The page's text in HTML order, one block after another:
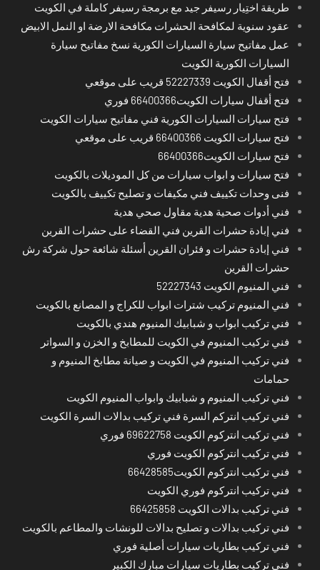
طريقة اختِيار رسيفر جيد مع برمجة رسيفر كاملة في الكويت
عقود سنوية لمكافحة الحشرات مكافحة الارضة او النمل الابيض
عمل مفاتيح سيارة السيارات الكورية نسخ مفاتيح سيارة
السيارات الكورية الكويت
فتح أقفال الكويت 52227339 قريب على موقعي
فتح أقفال سيارات الكويت66400366 فوري
فتح سيارات السيارات الكورية فني مفاتيح سيارات الكويت
فتح سيارات الكويت 66400366 قريب على موقعي
فتح سيارات الكويت66400366
فتح سيارات و ابواب سيارات من كل الموديلات بالكويت
فنى وحدات تكييف فني مكيفات و تصليح تكييف بالكويت
فني أدوات صحية هدية مقاول صحي هدية
فني إبادة حشرات القرين فني القضاء على حشرات القرين
فني إبادة حشرات و فئران القرين أسئلة شائعة حول شركة رش
حشرات القرين
فني المنيوم الكويت 52227343
فني المنيوم تركيب شترات ابواب للكراج و المصانع بالكويت
فني تركيب ابواب و شبابيك المنيوم هندي بالكويت
فني تركيب المنيوم في الكويت للمطابخ و الخزن و السواتر
فني تركيب المنيوم في الكويت و صيانة مطابخ المنيوم و
حمامات
فني تركيب المنيوم و شبابيك وابواب المنيوم الكويت
فني تركيب انتركم السرة فني تركيب بدالات السرة الكويت
فني تركيب انتركوم الكويت 69622758 فوري
فني تركيب انتركوم الكويت فوري
فني تركيب انتركوم الكويت66428585
فني تركيب انتركوم فوري الكويت
فني تركيب بدالات الكويت 66425858
فني تركيب بدالات و تصليح بدالات للونشات والمطاعم بالكويت
فني تركيب بطاريات سيارات أصلية فوري
فني تركيب بطاريات سيارات مبارك الكبير